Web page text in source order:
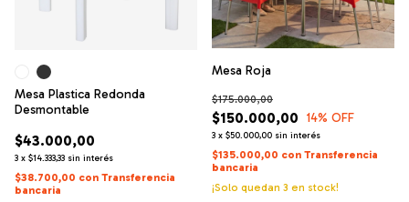
Mesa Plastica Redonda
Desmontable
$43.000,00
3 x $14.333,33 sin interés
$38.700,00 con Transferencia
bancaria
Mesa Roja
$150.000,00
$175.000,00
14% OFF
3 x $50.000,00 sin interés
$135.000,00 con Transferencia
bancaria
¡Solo quedan 3 en stock!